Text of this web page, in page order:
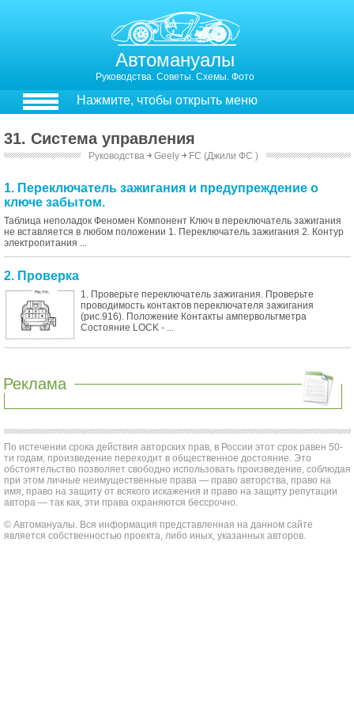
Автомануалы
Руководства. Советы. Схемы. Фото
Нажмите, чтобы открыть меню
31. Система управления
Руководства ￫ Geely ￫ FC (Джили ФС )
1. Переключатель зажигания и предупреждение о
ключе забытом.
Таблица неполадок Феномен Компонент Ключ в переключатель зажигания
не вставляется в любом положении 1. Переключатель зажигания 2. Контур
электропитания ...
2. Проверка
1. Проверьте переключатель зажигания. Проверьте
проводимость контактов переключателя зажигания
(рис.916). Положение Контакты ампервольтметра
Состояние LOCK - ...
Реклама
По истечении срока действия авторских прав, в России этот срок равен 50-
ти годам, произведение переходит в общественное достояние. Это
обстоятельство позволяет свободно использовать произведение, соблюдая
при этом личные неимущественные права — право авторства, право на
имя, право на защиту от всякого искажения и право на защиту репутации
автора — так как, эти права охраняются бессрочно.
© Автомануалы. Вся информация представленная на данном сайте
является собственностью проекта, либо иных, указанных авторов.